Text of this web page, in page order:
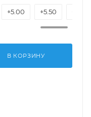
+5.00 +5.50
В КОРЗИНУ